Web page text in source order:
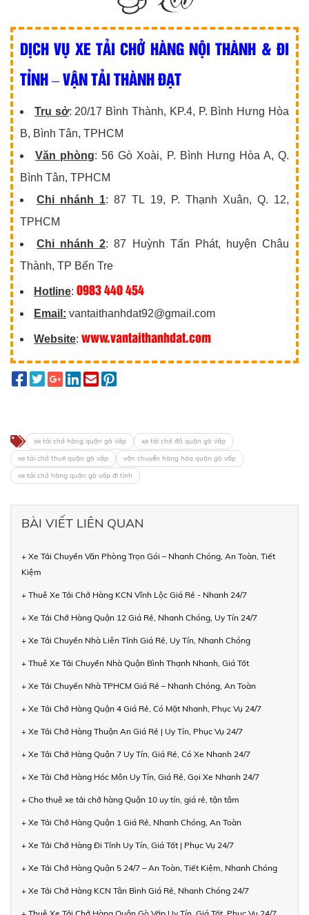
DỊCH VỤ XE TẢI CHỞ HÀNG NỘI THÀNH & ĐI
TỈNH – VẬN TẢI THÀNH ĐẠT
Trụ sở: 20/17 Bình Thành, KP.4, P. Bình Hưng Hòa
B, Bình Tân, TPHCM
Văn phòng: 56 Gò Xoài, P. Bình Hưng Hòa A, Q.
Bình Tân, TPHCM
Chi nhánh 1: 87 TL 19, P. Thạnh Xuân, Q. 12,
TPHCM
Chi nhánh 2: 87 Huỳnh Tấn Phát, huyện Châu
Thành, TP Bến Tre
Hotline: 0983 440 454
Email: vantaithanhdat92@gmail.com
Website: www.vantaithanhdat.com
xe tải chở hàng quận gò vấp
xe tải chở đồ quận gò vấp
xe tải chở thuê quận gò vấp
vận chuyển hàng hóa quận gò vấp
xe tải chở hàng quận gò vấp đi tỉnh
BÀI VIẾT LIÊN QUAN
+ Xe Tải Chuyển Văn Phòng Trọn Gói – Nhanh Chóng, An Toàn, Tiết
Kiệm
+ Thuê Xe Tải Chở Hàng KCN Vĩnh Lộc Giá Rẻ - Nhanh 24/7
+ Xe Tải Chở Hàng Quận 12 Giá Rẻ, Nhanh Chóng, Uy Tín 24/7
+ Xe Tải Chuyển Nhà Liên Tỉnh Giá Rẻ, Uy Tín, Nhanh Chóng
+ Thuê Xe Tải Chuyển Nhà Quận Bình Thạnh Nhanh, Giá Tốt
+ Xe Tải Chuyển Nhà TPHCM Giá Rẻ – Nhanh Chóng, An Toàn
+ Xe Tải Chở Hàng Quận 4 Giá Rẻ, Có Mặt Nhanh, Phục Vụ 24/7
+ Xe Tải Chở Hàng Thuận An Giá Rẻ | Uy Tín, Phục Vụ 24/7
+ Xe Tải Chở Hàng Quận 7 Uy Tín, Giá Rẻ, Có Xe Nhanh 24/7
+ Xe Tải Chở Hàng Hóc Môn Uy Tín, Giá Rẻ, Gọi Xe Nhanh 24/7
+ Cho thuê xe tải chở hàng Quận 10 uy tín, giá rẻ, tận tâm
+ Xe Tải Chở Hàng Quận 1 Giá Rẻ, Nhanh Chóng, An Toàn
+ Xe Tải Chở Hàng Đi Tỉnh Uy Tín, Giá Tốt | Phục Vụ 24/7
+ Xe Tải Chở Hàng Quận 5 24/7 – An Toàn, Tiết Kiệm, Nhanh Chóng
+ Xe Tải Chở Hàng KCN Tân Bình Giá Rẻ, Nhanh Chóng 24/7